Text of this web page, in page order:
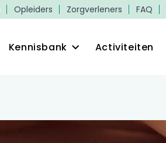
Opleiders Zorgverleners FAQ
Kennisbank Activiteiten